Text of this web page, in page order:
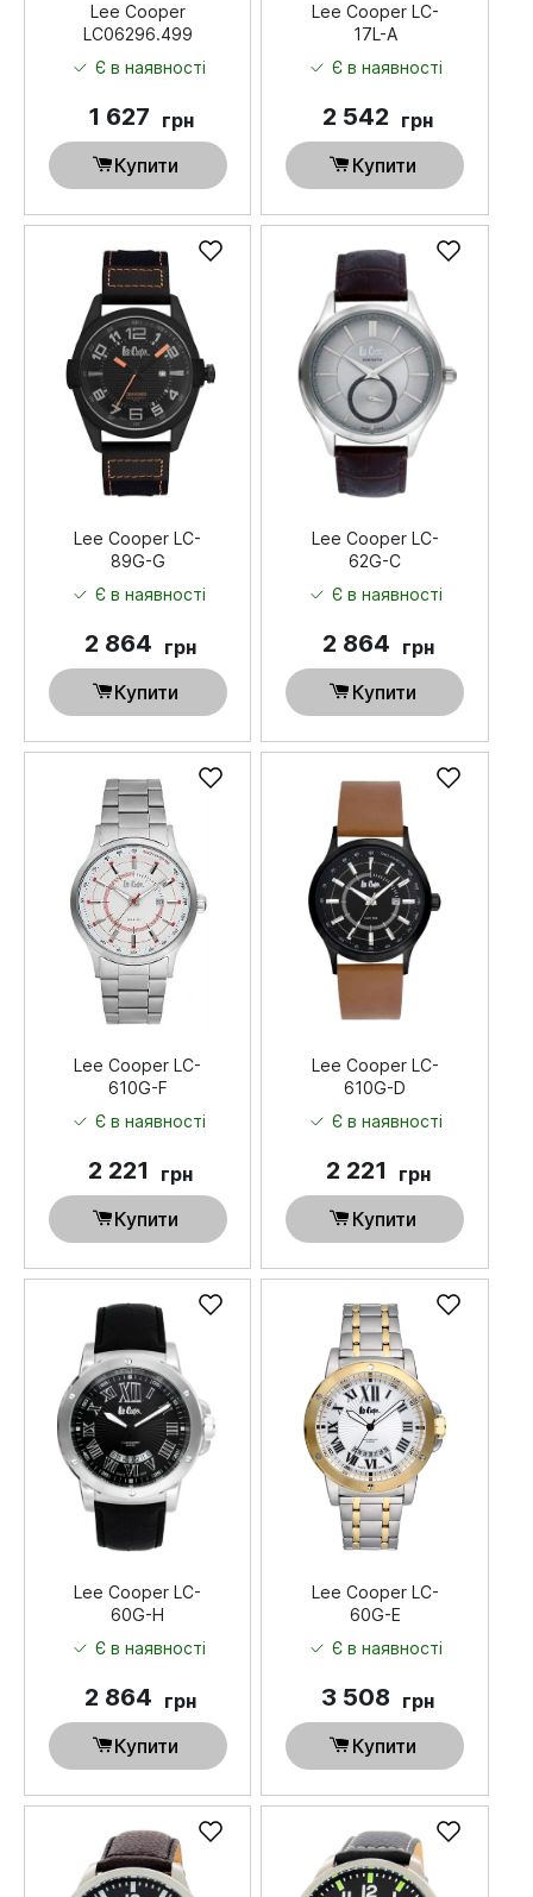
Lee Cooper
LC06296.499
Є в наявності
1 627 грн
Купити
Lee Cooper LC-
17L-A
Є в наявності
2 542 грн
Купити
Lee Cooper LC-
89G-G
Є в наявності
2 864 грн
Купити
Lee Cooper LC-
62G-C
Є в наявності
2 864 грн
Купити
Lee Cooper LC-
610G-F
Є в наявності
2 221
грн
Купити
Lee Cooper LC-
610G-D
Є в наявності
2 221
грн
Купити
Lee Cooper LC-
60G-H
Є в наявності
2 864 грн
Купити
Lee Cooper LC-
60G-E
Є в наявності
3 508 грн
Купити